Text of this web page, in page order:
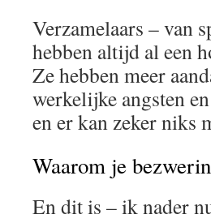
Verzamelaars – van
hebben altijd al een
Ze hebben meer
werkelijke angsten
en er kan zeker niks
Waarom je
En dit is – ik nader